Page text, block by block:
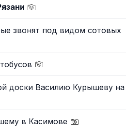
звонят под видом сотовых
доски Василию Курышеву на
в Касимове